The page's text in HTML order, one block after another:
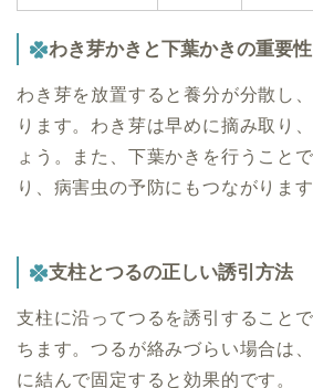
わき芽かきと下葉かきの重要性
わき芽を放置すると養分が分散し
ります。わき芽は早めに摘み取り
ょう。また、下葉かきを行うこと
り、病害虫の予防にもつながります
支柱とつるの正しい誘引方法
支柱に沿ってつるを誘引すること
ちます。つるが絡みづらい場合は
に結んで固定すると効果的です。